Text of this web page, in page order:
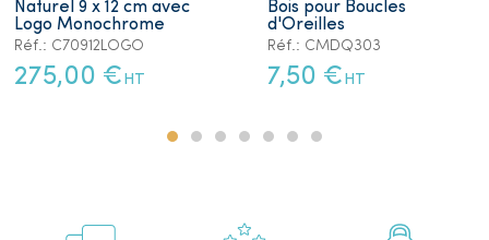
Naturel 9 x 12 cm avec
Logo Monochrome
Réf.: C70912LOGO
275,00 € HT
Bois pour Boucles
d'Oreilles
Réf.: CMDQ303
7,50 € HT